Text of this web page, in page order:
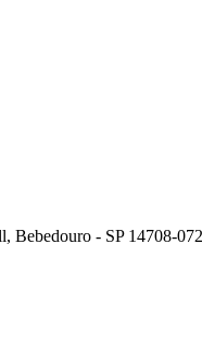
Bebedouro - SP 14708-072